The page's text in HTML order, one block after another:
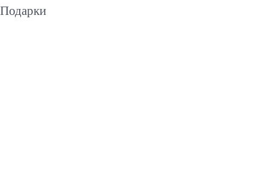
Подарки